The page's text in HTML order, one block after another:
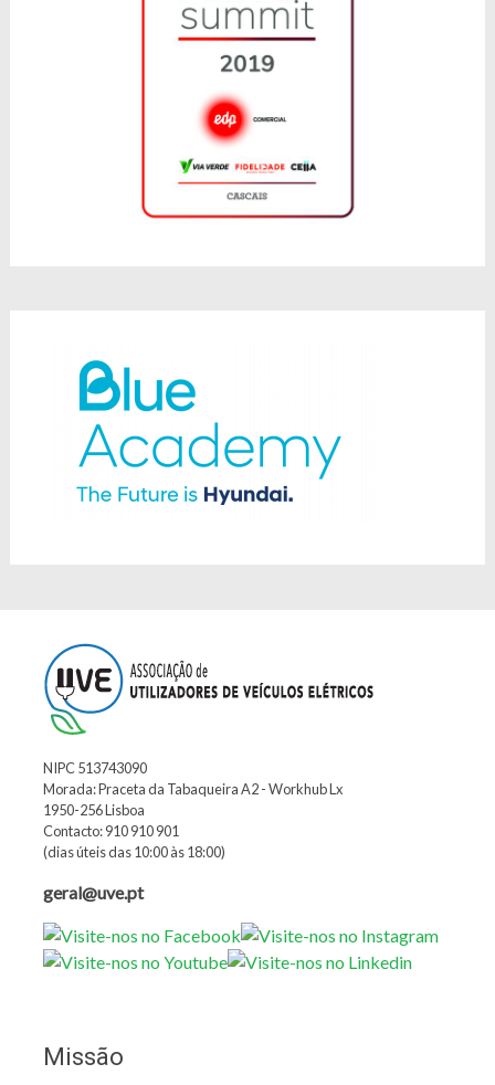
NIPC 513743090
Morada: Praceta da Tabaqueira A2 - Workhub Lx
1950-256 Lisboa
Contacto: 910 910 901
(dias úteis das 10:00 às 18:00)
geral@uve.pt
Missão